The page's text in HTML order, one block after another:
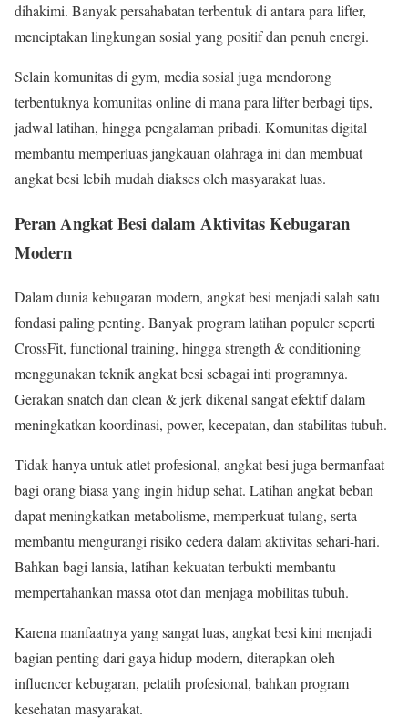
dihakimi. Banyak persahabatan terbentuk di antara para lifter,
menciptakan lingkungan sosial yang positif dan penuh energi.
Selain komunitas di gym, media sosial juga mendorong
terbentuknya komunitas online di mana para lifter berbagi tips,
jadwal latihan, hingga pengalaman pribadi. Komunitas digital
membantu memperluas jangkauan olahraga ini dan membuat
angkat besi lebih mudah diakses oleh masyarakat luas.
Peran Angkat Besi dalam Aktivitas Kebugaran
Modern
Dalam dunia kebugaran modern, angkat besi menjadi salah satu
fondasi paling penting. Banyak program latihan populer seperti
CrossFit, functional training, hingga strength & conditioning
menggunakan teknik angkat besi sebagai inti programnya.
Gerakan snatch dan clean & jerk dikenal sangat efektif dalam
meningkatkan koordinasi, power, kecepatan, dan stabilitas tubuh.
Tidak hanya untuk atlet profesional, angkat besi juga bermanfaat
bagi orang biasa yang ingin hidup sehat. Latihan angkat beban
dapat meningkatkan metabolisme, memperkuat tulang, serta
membantu mengurangi risiko cedera dalam aktivitas sehari-hari.
Bahkan bagi lansia, latihan kekuatan terbukti membantu
mempertahankan massa otot dan menjaga mobilitas tubuh.
Karena manfaatnya yang sangat luas, angkat besi kini menjadi
bagian penting dari gaya hidup modern, diterapkan oleh
influencer kebugaran, pelatih profesional, bahkan program
kesehatan masyarakat.